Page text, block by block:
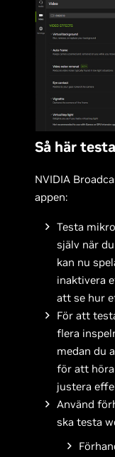
Så här
NVIDIA
appen:
Testa
själv när
kan nu
inaktivera
att se hur
För att
flera
medan du
för att höra
justera
Använd
ska testa